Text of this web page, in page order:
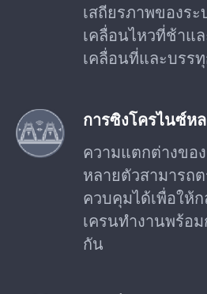
เสถียรภาพของร
เคลื่อนไหวที่ช้าแ
เคลื่อนที่และบรร
การซิงโครไนซ์ห
ความแตกต่างขอ
หลายตัวสามารถ
ควบคุมได้เพื่อให้
เครนทำงานพร้อ
กัน